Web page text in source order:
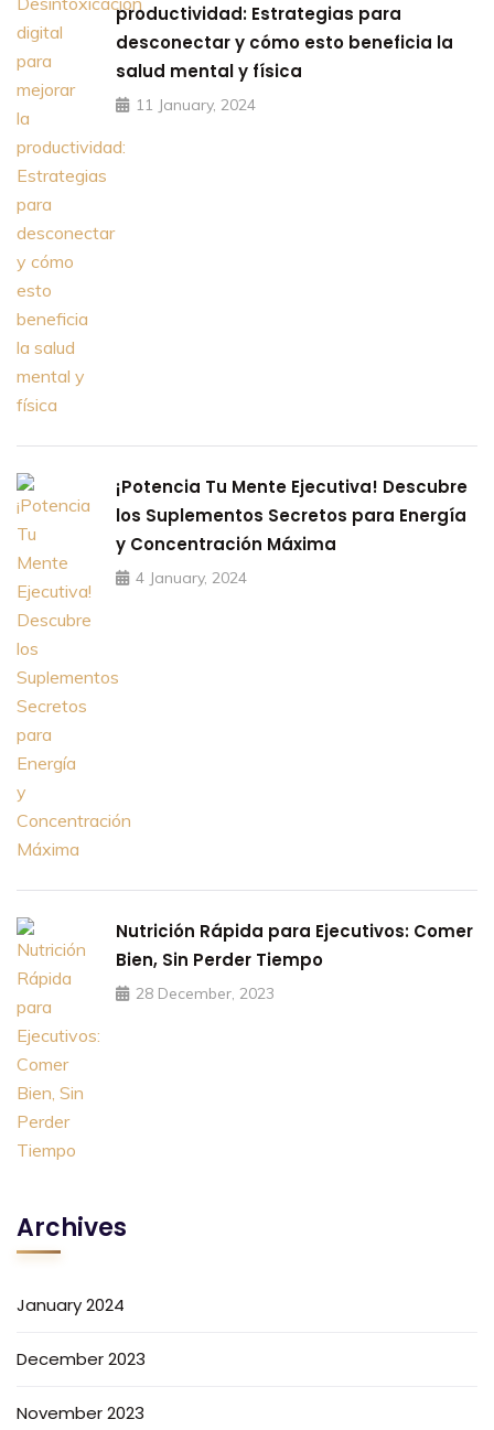
productividad: Estrategias para
desconectar y cómo esto beneficia la
salud mental y física
11 January, 2024
¡Potencia Tu Mente Ejecutiva! Descubre
los Suplementos Secretos para Energía
y Concentración Máxima
4 January, 2024
Nutrición Rápida para Ejecutivos: Comer
Bien, Sin Perder Tiempo
28 December, 2023
Archives
January 2024
December 2023
November 2023